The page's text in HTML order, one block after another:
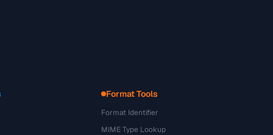
Format Tools
Format Identifier
MIME Type Lookup